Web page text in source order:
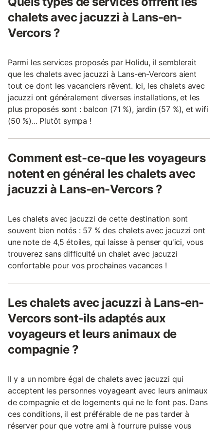
chalets avec jacuzzi à Lans-en-
Vercors ?
Parmi les services proposés par Holidu, il semblerait
que les chalets avec jacuzzi à Lans-en-Vercors aient
tout ce dont les vacanciers rêvent. Ici, les chalets avec
jacuzzi ont généralement diverses installations, et les
plus proposés sont : balcon (71 %), jardin (57 %), et wifi
(50 %)... Plutôt sympa !
Comment est-ce-que les voyageurs
notent en général les chalets avec
jacuzzi à Lans-en-Vercors ?
Les chalets avec jacuzzi de cette destination sont
souvent bien notés : 57 % des chalets avec jacuzzi ont
une note de 4,5 étoiles, qui laisse à penser qu'ici, vous
trouverez sans difficulté un chalet avec jacuzzi
confortable pour vos prochaines vacances !
Les chalets avec jacuzzi à Lans-en-
Vercors sont-ils adaptés aux
voyageurs et leurs animaux de
compagnie ?
Il y a un nombre égal de chalets avec jacuzzi qui
acceptent les personnes voyageant avec leurs animaux
de compagnie et de logements qui ne le font pas. Dans
ces conditions, il est préférable de ne pas tarder à
réserver pour que votre ami à fourrure puisse vous